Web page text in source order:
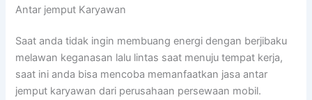
Antar jemput Karyawan
Saat anda tidak ingin membuang energi dengan berjibaku
melawan keganasan lalu lintas saat menuju tempat kerja,
saat ini anda bisa mencoba memanfaatkan jasa antar
jemput karyawan dari perusahaan persewaan mobil.